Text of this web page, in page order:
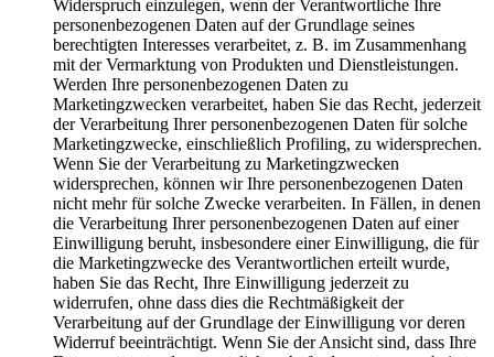
Widerspruch einzulegen, wenn der Verantwortliche Ihre
personenbezogenen Daten auf der Grundlage seines
berechtigten Interesses verarbeitet, z. B. im Zusammenhang
mit der Vermarktung von Produkten und Dienstleistungen.
Werden Ihre personenbezogenen Daten zu
Marketingzwecken verarbeitet, haben Sie das Recht, jederzeit
der Verarbeitung Ihrer personenbezogenen Daten für solche
Marketingzwecke, einschließlich Profiling, zu widersprechen.
Wenn Sie der Verarbeitung zu Marketingzwecken
widersprechen, können wir Ihre personenbezogenen Daten
nicht mehr für solche Zwecke verarbeiten. In Fällen, in denen
die Verarbeitung Ihrer personenbezogenen Daten auf einer
Einwilligung beruht, insbesondere einer Einwilligung, die für
die Marketingzwecke des Verantwortlichen erteilt wurde,
haben Sie das Recht, Ihre Einwilligung jederzeit zu
widerrufen, ohne dass dies die Rechtmäßigkeit der
Verarbeitung auf der Grundlage der Einwilligung vor deren
Widerruf beeinträchtigt. Wenn Sie der Ansicht sind, dass Ihre